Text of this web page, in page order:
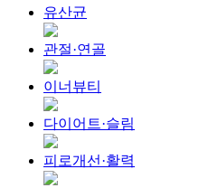
유산균
관절·연골
이너뷰티
다이어트·슬림
피로개선·활력